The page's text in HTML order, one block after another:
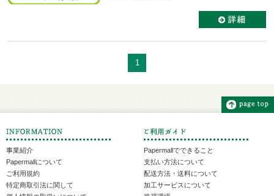
1
事業紹介
Papermallについて
ご利用規約
特定商取引法に関して
Papermallでできること
支払い方法について
配送方法・送料について
加工サービスについて